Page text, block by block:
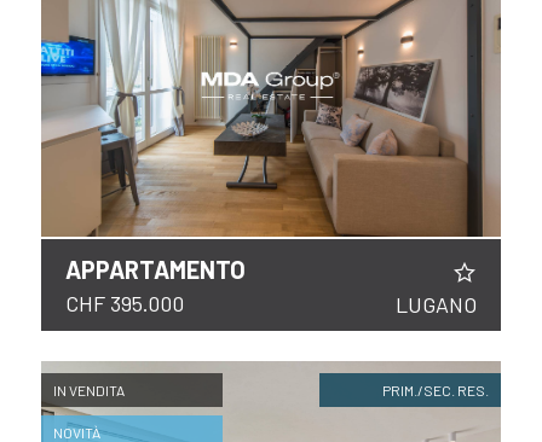
APPARTAMENTO
CHF 395.000 LUGANO
IN VENDITA
NOVITÀ
PRIM./SEC. RES.